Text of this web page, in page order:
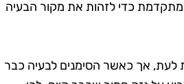
כדי לזהות את מקור הבעיה
אך כאשר הסימנים לבעיה כבר